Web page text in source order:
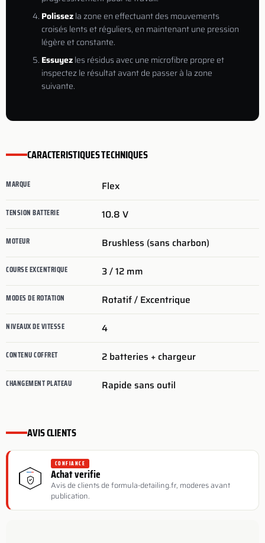
Polissezla zone en effectuant des mouvements
croisés lents et réguliers, en maintenant une pression
légère et constante.
Essuyezles résidus avec une microfibre propre et
inspectez le résultat avant de passer à la zone
suivante.
CARACTERISTIQUES TECHNIQUES
MARQUE Flex
TENSION BATTERIE 10.8 V
MOTEUR Brushless (sans charbon)
COURSE EXCENTRIQUE 3 / 12 mm
MODES DE ROTATION Rotatif / Excentrique
NIVEAUX DE VITESSE 4
CONTENU COFFRET 2 batteries + chargeur
CHANGEMENT PLATEAU Rapide sans outil
AVIS CLIENTS
CONFIANCE
Achat verifie
Avis de clients de formula-detailing.fr, moderes avant
publication.